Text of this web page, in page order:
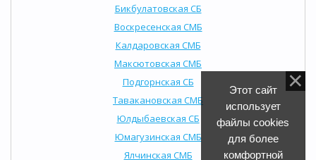
Бикбулатовская СБ
Воскресенская СМБ
Калдаровская СМБ
Максютовская СМБ
Подгорнская СБ
Тавакановская СМБ
Юлдыбаевская СБ
Юмагузинская СМБ
Ялчинская СМБ
Этот сайт
использует
файлы cookies
для более
комфортной